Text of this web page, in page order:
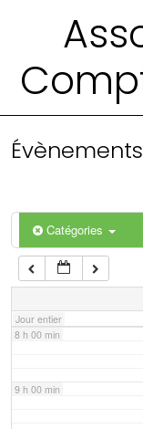
Évènements
Catégories
Jour entier
4 h 00 min
6 h 00 min
7 h 00 min
8 h 00 min
9 h 00 min